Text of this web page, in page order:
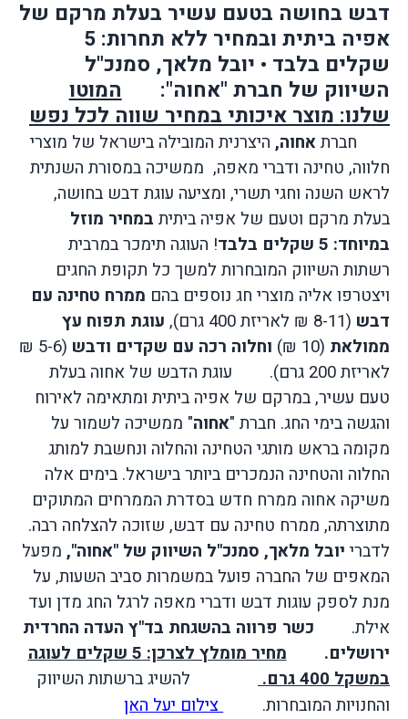
דבש בחושה בטעם עשיר בעלת מרקם של
אפיה ביתית ובמחיר ללא תחרות: 5
שקלים בלבד • יובל מלאך, סמנכ"ל
השיווק של חברת "אחוה":
המוטו
שלנו: מוצר איכותי במחיר שווה לכל נפש
חברתאחוה, היצרנית המובילה בישראל של מוצרי
חלווה, טחינה ודברי מאפה, ממשיכה במסורת השנתית
לראש השנה וחגי תשרי, ומציעה עוגת דבש בחושה,
בעלת מרקם וטעם של אפיה ביתית במחיר מוזל
במיוחד: 5 שקלים בלבד
! העוגה תימכר במרבית
רשתות השיווק המובחרות למשך כל תקופת החגים
ויצטרפו אליה מוצרי חג נוספים בהם ממרח טחינה עם
דבש (8-11 ₪ לאריזת 400 גרם),
עוגת תפוח עץ
ממולאת (10 ₪) וחלוה רכה עם שקדים ודבש
(5-6 ₪
לאריזת 200 גרם).
עוגת הדבש של אחוה בעלת
טעם עשיר, במרקם של אפיה ביתית ומתאימה לאירוח
והגשה בימי החג. חברת "אחוה" ממשיכה לשמור על
מקומה בראש מותגי הטחינה והחלוה ונחשבת למותג
החלוה והטחינה הנמכרים ביותר בישראל. בימים אלה
משיקה אחוה ממרח חדש בסדרת הממרחים המתוקים
מתוצרתה, ממרח טחינה עם דבש, שזוכה להצלחה רבה.
לדברי יובל מלאך, סמנכ"ל השיווק של "אחוה", מפעל
המאפים של החברה פועל במשמרות סביב השעות, על
מנת לספק עוגות דבש ודברי מאפה לרגל החג מדן ועד
אילת.
כשר פרווה בהשגחת בד"ץ העדה החרדית
ירושלים.
מחיר מומלץ לצרכן: 5 שקלים לעוגה
במשקל 400 גרם.
להשיג ברשתות השיווק
והחנויות המובחרות. צילום יעל האן